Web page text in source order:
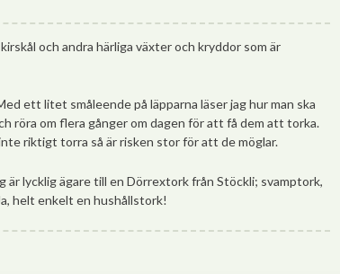
och andra härliga växter och kryddor som är
ett litet småleende på läpparna läser jag hur man ska
röra om flera gånger om dagen för att få dem att torka.
riktigt torra så är risken stor för att de möglar.
är lycklig ägare till en Dörrextork från Stöckli; svamptork,
helt enkelt en hushållstork!